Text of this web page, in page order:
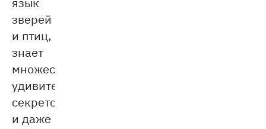
зверей
и птиц,
знает
множество
удивительных
секретов
и даже